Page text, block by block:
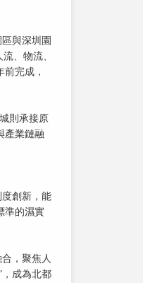
與深圳園
、物流、
完成，
則承接原
產業鏈融
創新，能
準的濕實
，聚焦人
成為北都